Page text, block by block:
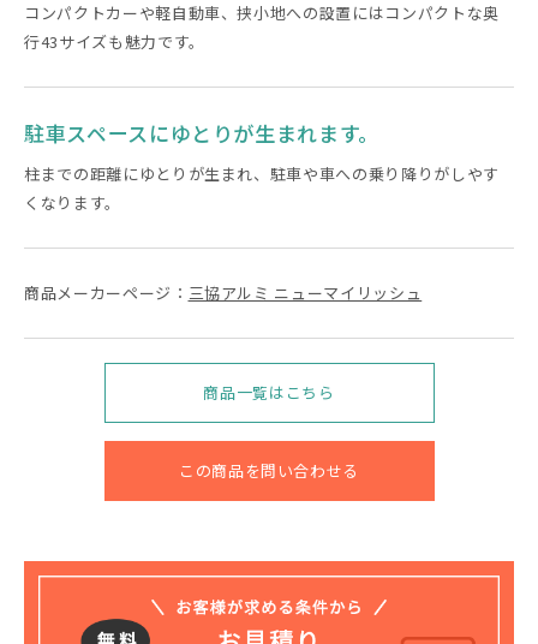
コンパクトカーや軽自動車、挟小地への設置にはコンパクトな奥
行43サイズも魅力です。
駐車スペースにゆとりが生まれます。
柱までの距離にゆとりが生まれ、駐車や車への乗り降りがしやす
くなります。
商品メーカーページ： 三協アルミ ニューマイリッシュ
商品一覧はこちら
この商品を問い合わせる